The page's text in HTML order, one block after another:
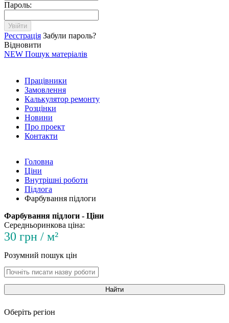
Пароль:
Увійти
Реєстрація Забули пароль?
Відновити
NEW Пошук матеріалів
Працівники
Замовлення
Калькулятор ремонту
Розцінки
Новини
Про проект
Контакти
Головна
Ціни
Внутрішні роботи
Підлога
Фарбування підлоги
Фарбування підлоги - Ціни
Середньоринкова ціна:
30 грн / м²
Розумний пошук цін
Найти
Оберіть регіон